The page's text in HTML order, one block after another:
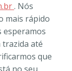
. Nós
mais rápido
esperamos
trazida até
que